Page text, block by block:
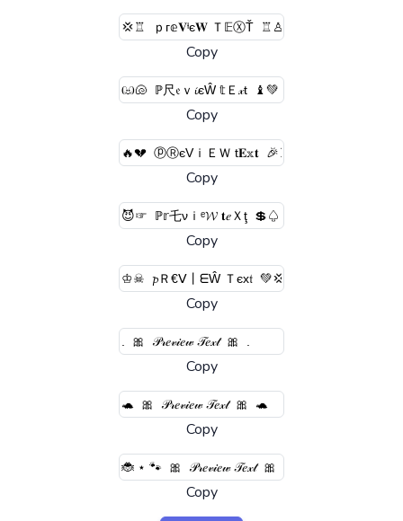
Copy
Copy
Copy
Copy
Copy
Copy
Copy
Copy